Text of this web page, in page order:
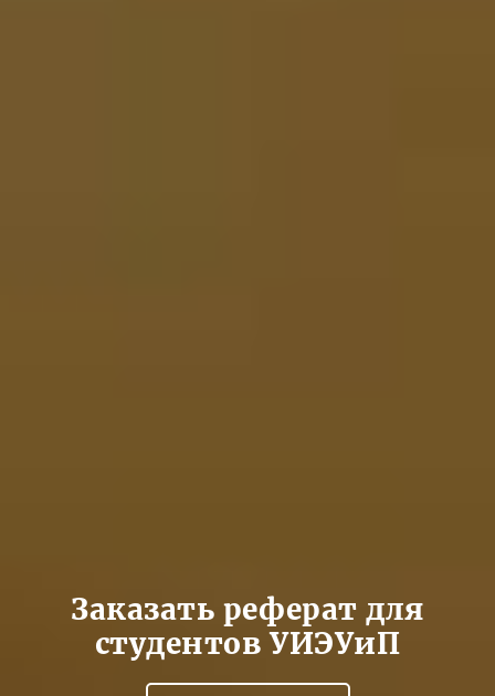
Заказать реферат для
студентов УИЭУиП